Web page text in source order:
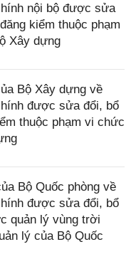
nội bộ được sửa
kiểm thuộc phạm
Xây dựng
Bộ Xây dựng về
được sửa đổi, bổ
thuộc phạm vi chức
Bộ Quốc phòng về
được sửa đổi, bổ
quản lý vùng trời
lý của Bộ Quốc